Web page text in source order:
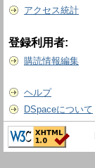
アクセス統計
登録利用者:
購読情報編集
ヘルプ
DSpaceについて